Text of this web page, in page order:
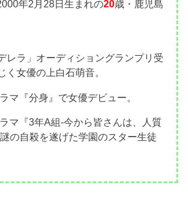
年2月28日生まれの20歳・鹿児島
レラ」オーディショングランプリ受
く女優の上白石萌音。
マ『分身』で女優デビュー。
マ『3年A組-今から皆さんは、人質
の自殺を遂げた学園のスター生徒